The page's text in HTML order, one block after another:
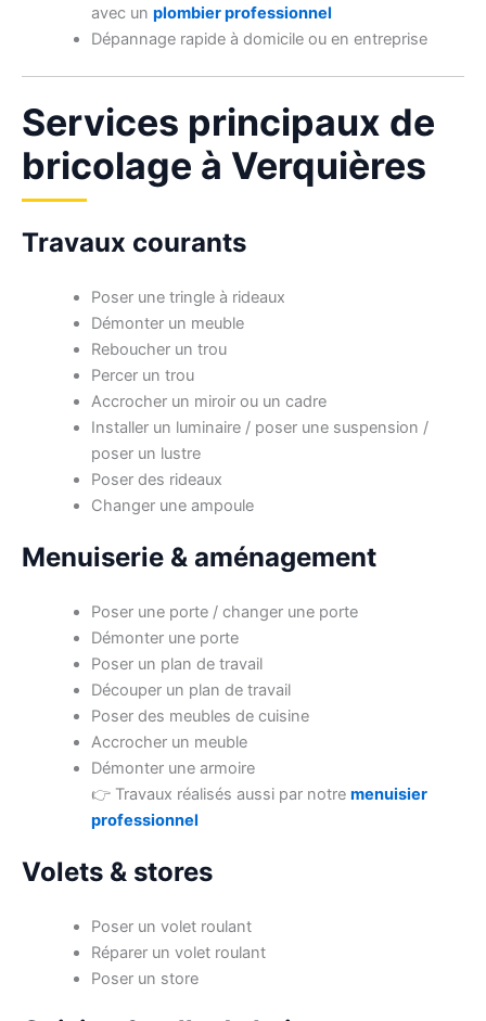
avec un plombier professionnel
Dépannage rapide à domicile ou en entreprise
Services principaux de
bricolage à Verquières
Travaux courants
Poser une tringle à rideaux
Démonter un meuble
Reboucher un trou
Percer un trou
Accrocher un miroir ou un cadre
Installer un luminaire / poser une suspension /
poser un lustre
Poser des rideaux
Changer une ampoule
Menuiserie & aménagement
Poser une porte / changer une porte
Démonter une porte
Poser un plan de travail
Découper un plan de travail
Poser des meubles de cuisine
Accrocher un meuble
Démonter une armoire
👉 Travaux réalisés aussi par notre menuisier
professionnel
Volets & stores
Poser un volet roulant
Réparer un volet roulant
Poser un store